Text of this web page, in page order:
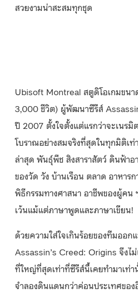
สวยงามน่าสะสมทุกชุด
Ubisoft Montreal สตูดิโอเกมขน
3,000 ชีวิต) ผู้พัฒนาซีรีส์
ปี 2007 ตั้งใจตั้งแต่แรกว่าจะเนร
โบราณอย่างสมจริงที่สุดในทุกมิติเท่
ล่าสุด พันธุ์พืช สิงสาราสัตว์ ดินฟ้าอ
ของวัด วัง บ้านเรือน ตลาด อาหาร
พิธีกรรมทางศาสนา อาชีพของผู้คน
เว้นแม้แต่ภาษาพูดและภาษาเขียน!
ด้วยความใส่ใจเกินร้อยของทีมออก
Assassin’s Creed: Origins จึงไ
ที่ใหญ่ที่สุดเท่าที่ซีรีส์นี้เคยทำมาเท่า
จำลองดินแดนกว่าค่อนประเทศขอ